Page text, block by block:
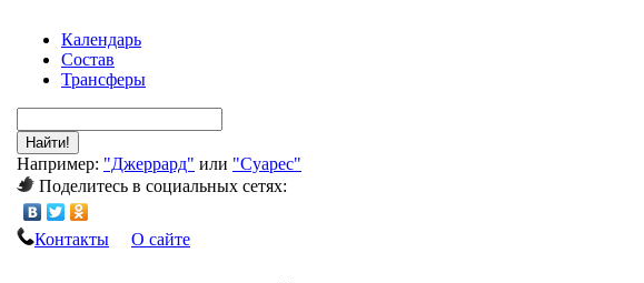
Календарь
Состав
Трансферы
Найти!
Например: "Джеррард" или "Суарес"
Поделитесь в социальных сетях:
Контакты О сайте